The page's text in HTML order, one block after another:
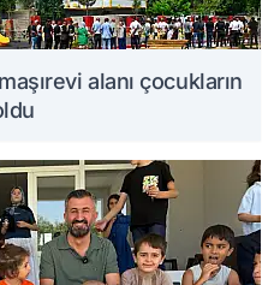
alanı çocukların